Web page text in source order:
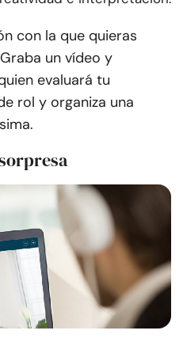
con la que quieras
un vídeo y
evaluará tu
rol y organiza una